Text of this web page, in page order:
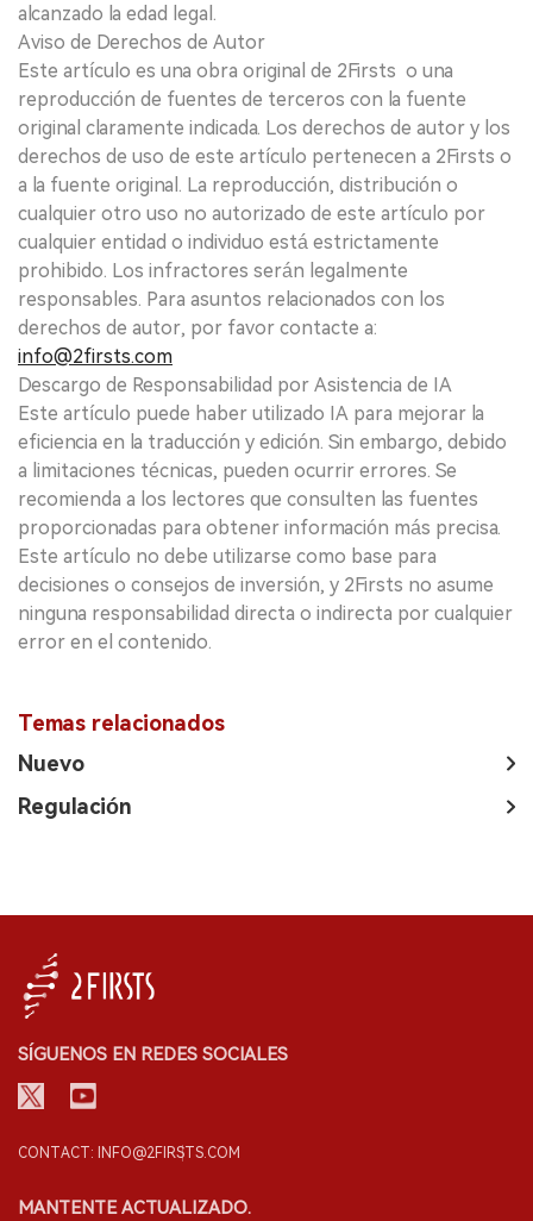
alcanzado la edad legal.
Aviso de Derechos de Autor
Este artículo es una obra original de 2Firsts o una
reproducción de fuentes de terceros con la fuente
original claramente indicada. Los derechos de autor y los
derechos de uso de este artículo pertenecen a 2Firsts o
a la fuente original. La reproducción, distribución o
cualquier otro uso no autorizado de este artículo por
cualquier entidad o individuo está estrictamente
prohibido. Los infractores serán legalmente
responsables. Para asuntos relacionados con los
derechos de autor, por favor contacte a:
info@2firsts.com
Descargo de Responsabilidad por Asistencia de IA
Este artículo puede haber utilizado IA para mejorar la
eficiencia en la traducción y edición. Sin embargo, debido
a limitaciones técnicas, pueden ocurrir errores. Se
recomienda a los lectores que consulten las fuentes
proporcionadas para obtener información más precisa.
Este artículo no debe utilizarse como base para
decisiones o consejos de inversión, y 2Firsts no asume
ninguna responsabilidad directa o indirecta por cualquier
error en el contenido.
Temas relacionados
Nuevo
Regulación
SÍGUENOS EN REDES SOCIALES
CONTACT: INFO@2FIRSTS.COM
MANTENTE ACTUALIZADO.